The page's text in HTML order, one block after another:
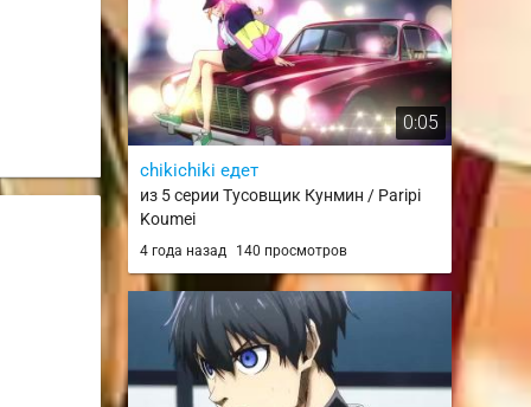
0:05
chikichiki едет
из 5 серии Тусовщик Кунмин / Paripi
Koumei
4 года назад 140 просмотров